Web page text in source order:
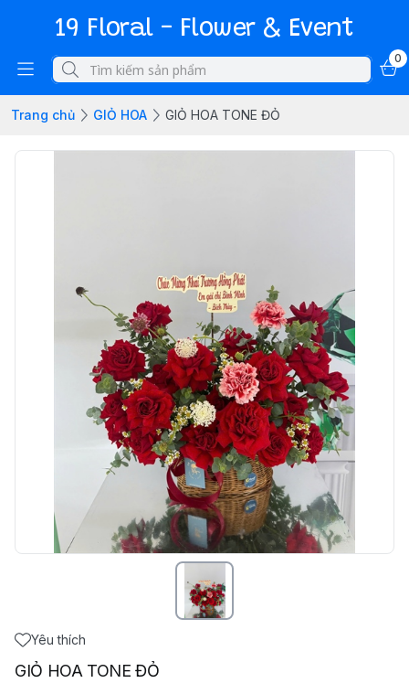
19 Floral - Flower & Event
0
Trang chủ GIỎ HOA GIỎ HOA TONE ĐỎ
Yêu thích
GIỎ HOA TONE ĐỎ